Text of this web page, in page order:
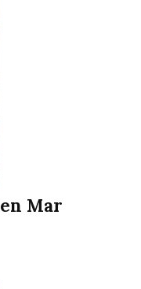
Mar